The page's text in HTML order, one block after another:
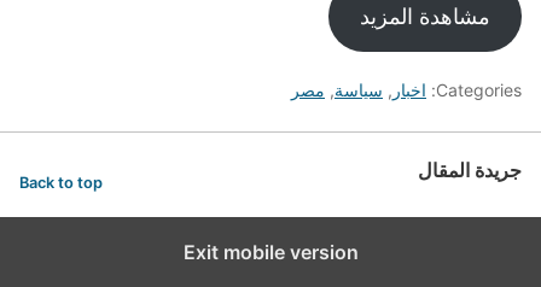
مشاهدة المزيد
Categories: اخبار , سياسة, مصر
جريدة المقال Back to top
Exit mobile version